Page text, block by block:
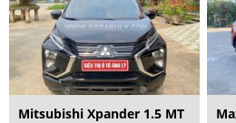
Mitsubishi Xpander 1.5 MT